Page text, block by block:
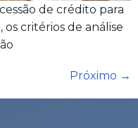
de crédito para
os critérios de análise
Próximo →